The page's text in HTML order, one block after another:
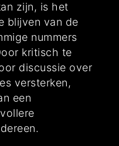
zijn, is het
blijven van de
nummers
kritisch te
discussie over
versterken,
een